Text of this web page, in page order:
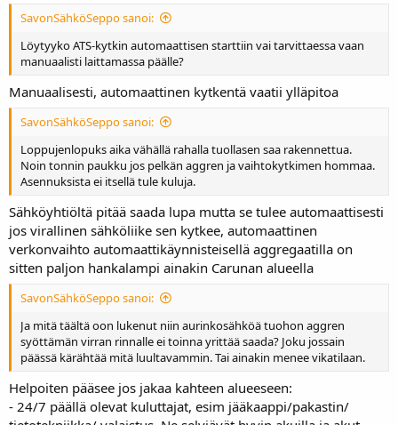
SavonSähköSeppo sanoi:
Löytyyko ATS-kytkin automaattisen starttiin vai tarvittaessa vaan
manuaalisti laittamassa päälle?
Manuaalisesti, automaattinen kytkentä vaatii ylläpitoa
SavonSähköSeppo sanoi:
Loppujenlopuks aika vähällä rahalla tuollasen saa rakennettua.
Noin tonnin paukku jos pelkän aggren ja vaihtokytkimen hommaa.
Asennuksista ei itsellä tule kuluja.
Sähköyhtiöltä pitää saada lupa mutta se tulee automaattisesti
jos virallinen sähköliike sen kytkee, automaattinen
verkonvaihto automaattikäynnisteisellä aggregaatilla on
sitten paljon hankalampi ainakin Carunan alueella
SavonSähköSeppo sanoi:
Ja mitä täältä oon lukenut niin aurinkosähköä tuohon aggren
syöttämän virran rinnalle ei toinna yrittää saada? Joku jossain
päässä kärähtää mitä luultavammin. Tai ainakin menee vikatilaan.
Helpoiten pääsee jos jakaa kahteen alueeseen:
- 24/7 päällä olevat kuluttajat, esim jääkaappi/pakastin/